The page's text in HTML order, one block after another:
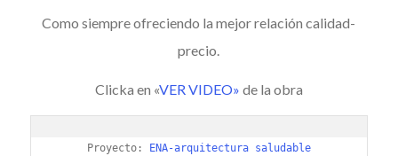
Como siempre ofreciendo la mejor relación calidad-
precio.
Clicka en «VER VIDEO» de la obra
Proyecto: ENA-arquitectura saludable